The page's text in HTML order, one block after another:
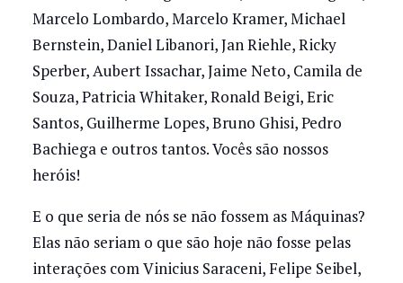
Marcelo Lombardo, Marcelo Kramer, Michael
Bernstein, Daniel Libanori, Jan Riehle, Ricky
Sperber, Aubert Issachar, Jaime Neto, Camila de
Souza, Patricia Whitaker, Ronald Beigi, Eric
Santos, Guilherme Lopes, Bruno Ghisi, Pedro
Bachiega e outros tantos. Vocês são nossos
heróis!
E o que seria de nós se não fossem as Máquinas?
Elas não seriam o que são hoje não fosse pelas
interações com Vinicius Saraceni, Felipe Seibel,